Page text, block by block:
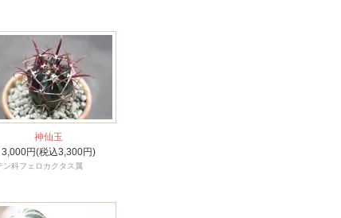
神仙玉
3,000円(税込3,300円)
ン科フェロカクタス属